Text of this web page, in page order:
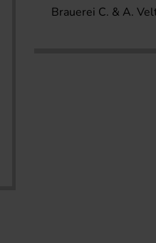
Brauerei C. & A.